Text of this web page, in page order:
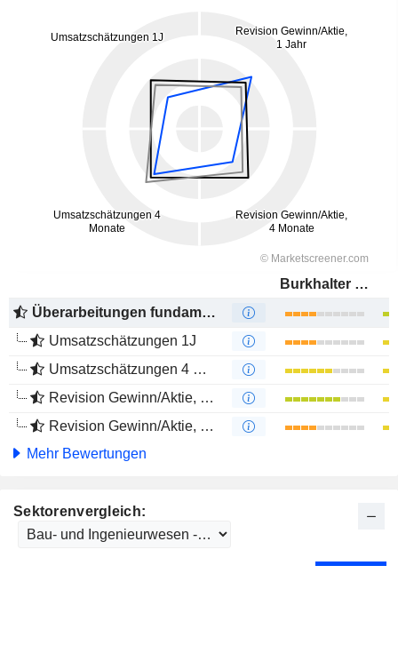
Burkhalter Holding AG
Überarbeitungen fundamentaler Schätzungen
Umsatzschätzungen 1J
Umsatzschätzungen 4 Monate
Revision Gewinn/Aktie, 1 Jahr
Revision Gewinn/Aktie, 4 Monate
Mehr Bewertungen
Sektorenvergleich: